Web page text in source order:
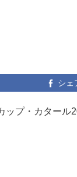
シェ
ップ・カタール